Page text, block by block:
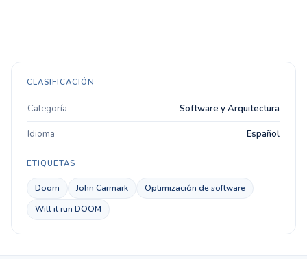
CLASIFICACIÓN
Categoría Software y Arquitectura
Idioma Español
ETIQUETAS
Doom John Carmark
Optimización de software
Will it run DOOM